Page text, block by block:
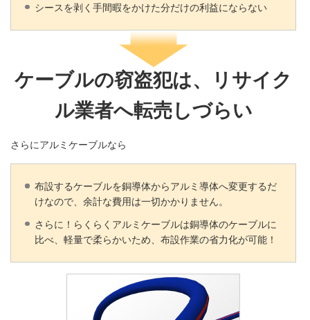
シースを剥く手間暇をかけた分だけの利益にならない
ケーブルの窃盗犯は、リサイク
ル業者へ転売しづらい
さらにアルミケーブルなら
布設するケーブルを銅導体からアルミ導体へ変更するだ
けなので、余計な費用は一切かかりません。
さらに！らくらくアルミケーブルは銅導体のケーブルに
比べ、軽量で柔らかいため、布設作業の省力化が可能！